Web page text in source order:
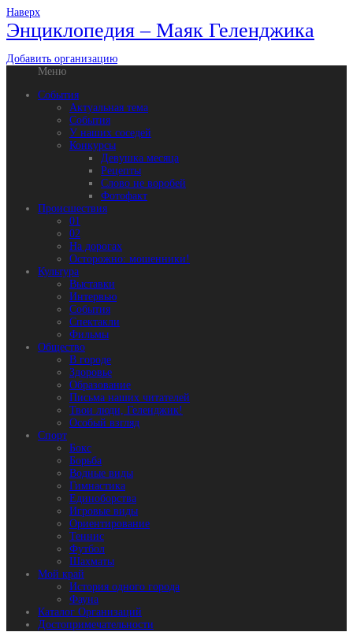
Наверх
Энциклопедия – Маяк Геленджика
Добавить организацию
Меню
События
Актуальная тема
События
У наших соседей
Конкурсы
Девушка месяца
Рецепты
Слово не воробей
Фотофакт
Происшествия
01
02
На дорогах
Осторожно: мошенники!
Культура
Выставки
Интервью
События
Спектакли
Фильмы
Общество
В городе
Здоровье
Образование
Письма наших читателей
Твои люди, Геленджик!
Особый взгляд
Спорт
Бокс
Борьба
Водные виды
Гимнастика
Единоборства
Игровые виды
Ориентирование
Теннис
Футбол
Шахматы
Мой край
История одного города
Фауна
Каталог Организаций
Достопримечательности